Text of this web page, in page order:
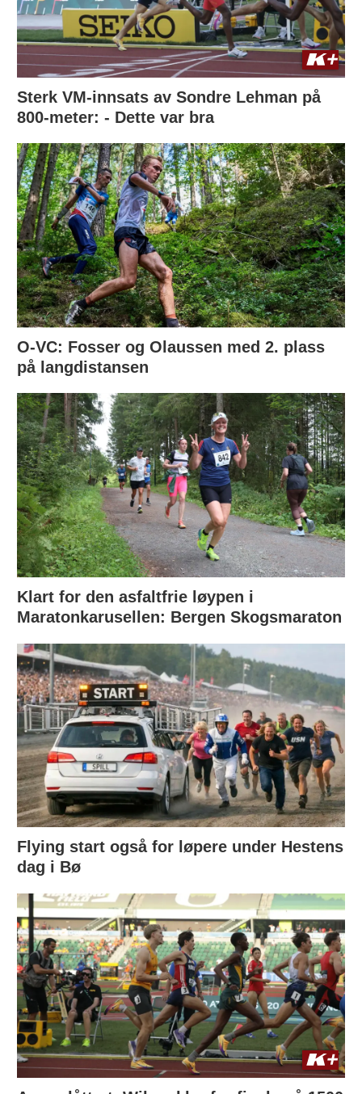
Sterk VM-innsats av Sondre Lehman på
800-meter: - Dette var bra
O-VC: Fosser og Olaussen med 2. plass
på langdistansen
Klart for den asfaltfrie løypen i
Maratonkarusellen: Bergen Skogsmaraton
Flying start også for løpere under Hestens
dag i Bø